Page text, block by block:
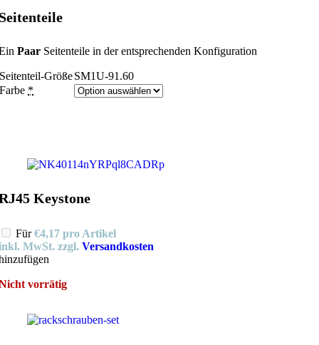
Paar Seitenteile in der entsprechenden Konfiguration
Seitenteil-GrößeSM1U-91.60
Farbe *
Keystone
Für€4,17 pro Artikel
MwSt. zzgl. Versandkosten
vorrätig